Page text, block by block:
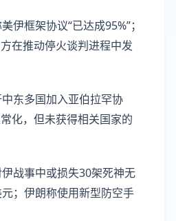
伊框架协议“已达成95%”；
在推动停火谈判进程中发
东多国加入亚伯拉罕协
化，但未获得相关国家的
战事中或损失30架死神无
；伊朗称使用新型防空手